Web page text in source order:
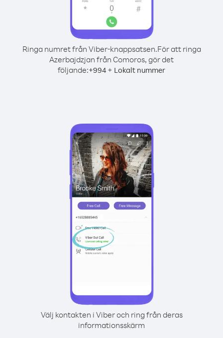
Ringa numret från Viber-knappsatsen.För att ringa
Azerbajdzjan från Comoros, gör det
följande:+994 + Lokalt nummer
Välj kontakten i Viber och ring från deras
informationsskärm